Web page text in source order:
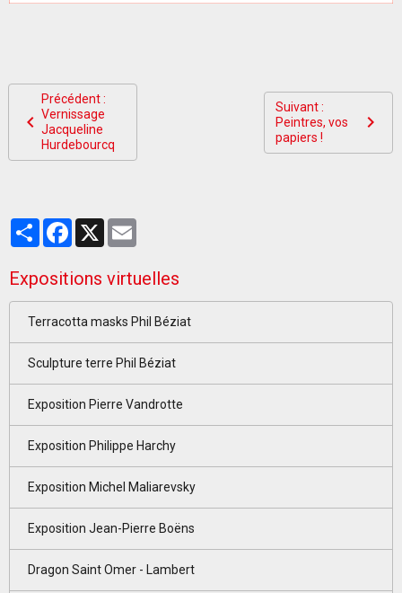
Précédent :
Vernissage
Jacqueline
Hurdebourcq
Suivant :
Peintres, vos
papiers !
PartagerFacebook
X
Expositions virtuelles
Terracotta masks Phil Béziat
Sculpture terre Phil Béziat
Exposition Pierre Vandrotte
Exposition Philippe Harchy
Exposition Michel Maliarevsky
Exposition Jean-Pierre Boëns
Dragon Saint Omer - Lambert